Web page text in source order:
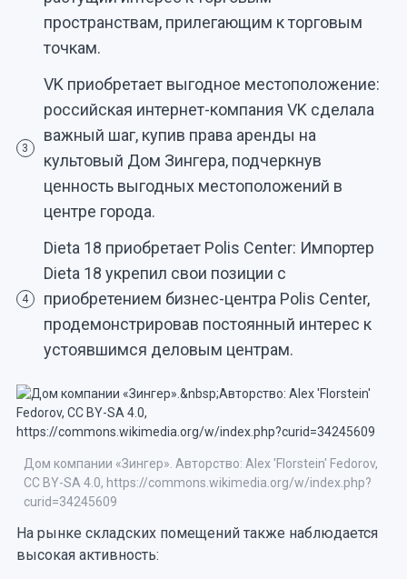
пространствам, прилегающим к торговым
точкам.
3
VK приобретает выгодное местоположение:
российская интернет-компания VK сделала
важный шаг, купив права аренды на
культовый Дом Зингера, подчеркнув
ценность выгодных местоположений в
центре города.
4
Dieta 18 приобретает Polis Center: Импортер
Dieta 18 укрепил свои позиции с
приобретением бизнес-центра Polis Center,
продемонстрировав постоянный интерес к
устоявшимся деловым центрам.
Дом компании «Зингер». Авторство: Alex 'Florstein' Fedorov,
CC BY-SA 4.0, https://commons.wikimedia.org/w/index.php?
curid=34245609
На рынке складских помещений также наблюдается
высокая активность: